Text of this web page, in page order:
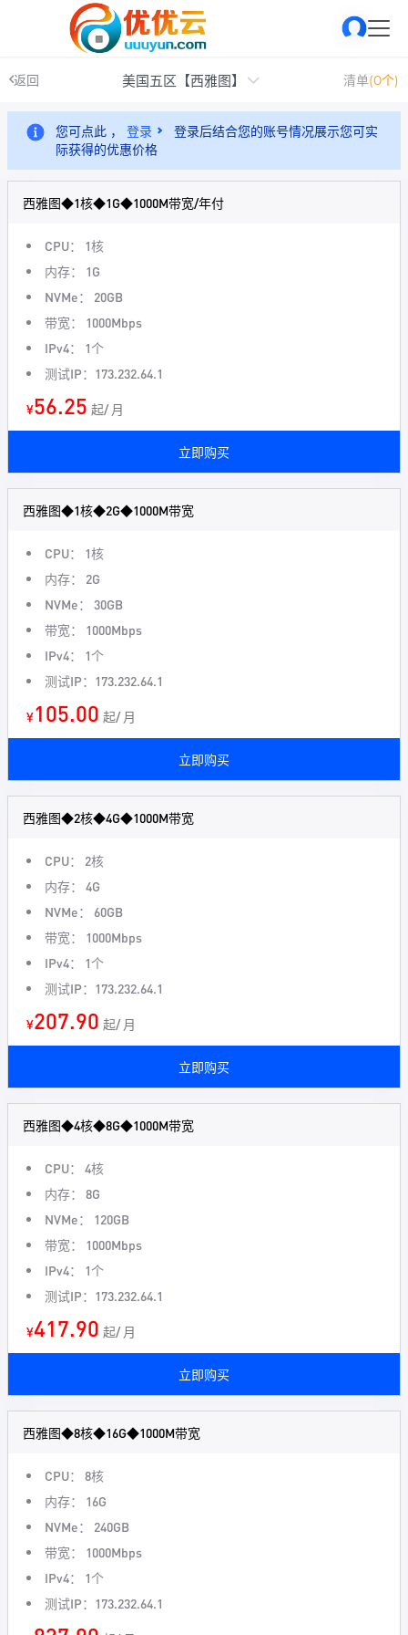
返回 美国五区【西雅图】 清单(0个)
您可点此 ， 登录
登录后结合您的账号情况展示您可实
际获得的优惠价格
西雅图◆1核◆1G◆1000M带宽/年付
CPU： 1核
内存： 1G
NVMe： 20GB
带宽： 1000Mbps
IPv4： 1个
测试IP：173.232.64.1
¥56.25 起/ 月
立即购买
西雅图◆1核◆2G◆1000M带宽
CPU： 1核
内存： 2G
NVMe： 30GB
带宽： 1000Mbps
IPv4： 1个
测试IP：173.232.64.1
¥105.00 起/ 月
立即购买
西雅图◆2核◆4G◆1000M带宽
CPU： 2核
内存： 4G
NVMe： 60GB
带宽： 1000Mbps
IPv4： 1个
测试IP：173.232.64.1
¥207.90 起/ 月
立即购买
西雅图◆4核◆8G◆1000M带宽
CPU： 4核
内存： 8G
NVMe： 120GB
带宽： 1000Mbps
IPv4： 1个
测试IP：173.232.64.1
¥417.90 起/ 月
立即购买
西雅图◆8核◆16G◆1000M带宽
CPU： 8核
内存： 16G
NVMe： 240GB
带宽： 1000Mbps
IPv4： 1个
测试IP：173.232.64.1